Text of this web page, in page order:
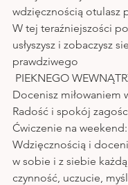
wdzięcznością otulasz
W tej teraźniejszości
usłyszysz i zobaczysz
prawdziwego
PIEKNEGO
Docenisz miłowaniem
Radość i spokój
Ćwiczenie na weekend:
Wdzięcznością i
w sobie i z siebie
czynność, uczucie,